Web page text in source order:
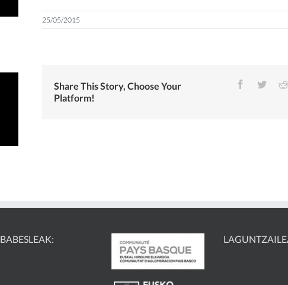
25/05/2015
Share This Story, Choose Your
Platform!
Facebook
Twitter
BABESLEAK: